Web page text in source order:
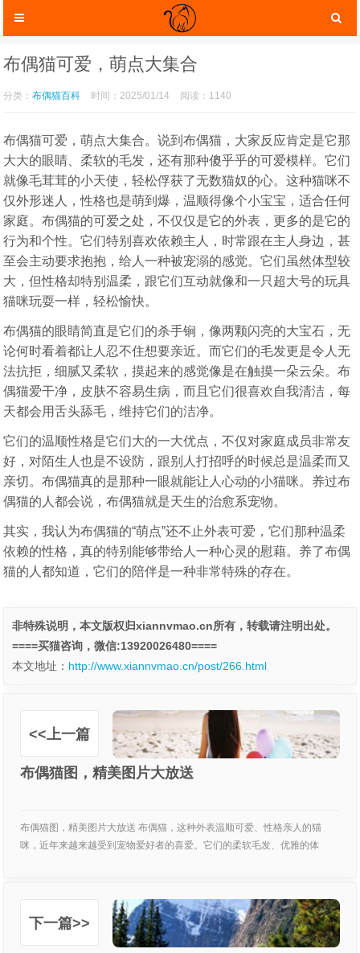
咪服装 猫咪玩具
猫咪托运
布偶猫可爱，萌点大集合
分类：布偶猫百科 时间：2025/01/14 阅读：1140
布偶猫可爱，萌点大集合。说到布偶猫，大家反应肯定是它那
大大的眼睛、柔软的毛发，还有那种傻乎乎的可爱模样。它们
就像毛茸茸的小天使，轻松俘获了无数猫奴的心。这种猫咪不
仅外形迷人，性格也是萌到爆，温顺得像个小宝宝，适合任何
家庭。布偶猫的可爱之处，不仅仅是它的外表，更多的是它的
行为和个性。它们特别喜欢依赖主人，时常跟在主人身边，甚
至会主动要求抱抱，给人一种被宠溺的感觉。它们虽然体型较
大，但性格却特别温柔，跟它们互动就像和一只超大号的玩具
猫咪玩耍一样，轻松愉快。
布偶猫的眼睛简直是它们的杀手锏，像两颗闪亮的大宝石，无
论何时看着都让人忍不住想要亲近。而它们的毛发更是令人无
法抗拒，细腻又柔软，摸起来的感觉像是在触摸一朵云朵。布
偶猫爱干净，皮肤不容易生病，而且它们很喜欢自我清洁，每
天都会用舌头舔毛，维持它们的洁净。
它们的温顺性格是它们大的一大优点，不仅对家庭成员非常友
好，对陌生人也是不设防，跟别人打招呼的时候总是温柔而又
亲切。布偶猫真的是那种一眼就能让人心动的小猫咪。养过布
偶猫的人都会说，布偶猫就是天生的治愈系宠物。
其实，我认为布偶猫的“萌点”还不止外表可爱，它们那种温柔
依赖的性格，真的特别能够带给人一种心灵的慰藉。养了布偶
猫的人都知道，它们的陪伴是一种非常特殊的存在。
非特殊说明，本文版权归xiannvmao.cn所有，转载请注明出处。
====买猫咨询，微信:13920026480====
本文地址： http://www.xiannvmao.cn/post/266.html
<<上一篇
布偶猫图，精美图片大放送
布偶猫图，精美图片大放送 布偶猫，这种外表温顺可爱、性格亲人的猫
咪，近年来越来越受到宠物爱好者的喜爱。它们的柔软毛发、优雅的体
下一篇>>